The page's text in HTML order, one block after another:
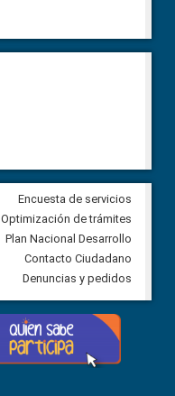
Veeduría Ciudadana para
construcción del asfaltado de
Ballenita del cantón Santa
7 agosto, 2026
Next
Encuesta de servicios
Optimización de trámites
Plan Nacional Desarrollo
Contacto Ciudadano
Denuncias y pedidos